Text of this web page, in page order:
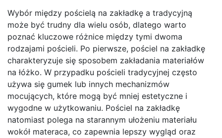
Wybór między pościelą na zakładkę a tradycyjną
może być trudny dla wielu osób, dlatego warto
poznać kluczowe różnice między tymi dwoma
rodzajami pościeli. Po pierwsze, pościel na zakładkę
charakteryzuje się sposobem zakładania materiałów
na łóżko. W przypadku pościeli tradycyjnej często
używa się gumek lub innych mechanizmów
mocujących, które mogą być mniej estetyczne i
wygodne w użytkowaniu. Pościel na zakładkę
natomiast polega na starannym ułożeniu materiału
wokół materaca, co zapewnia lepszy wygląd oraz